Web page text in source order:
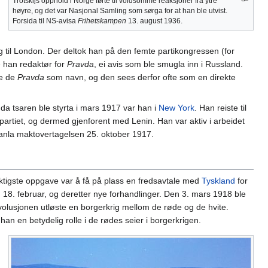
høyre, og det var Nasjonal Samling som sørga for at han ble utvist.
Forsida til NS-avisa Frihetskampen 13. august 1936.
London. Der deltok han på den femte partikongressen (for
han redaktør for Pravda, ei avis som ble smugla inn i Russland.
de Pravda som navn, og den sees derfor ofte som en direkte
tsaren ble styrta i mars 1917 var han i New York. Han reiste til
og dermed gjenforent med Lenin. Han var aktiv i arbeidet
maktovertagelsen 25. oktober 1917.
oppgave var å få på plass en fredsavtale med Tyskland for
februar, og deretter nye forhandlinger. Den 3. mars 1918 ble
utløste en borgerkrig mellom de røde og de hvite.
en betydelig rolle i de rødes seier i borgerkrigen.